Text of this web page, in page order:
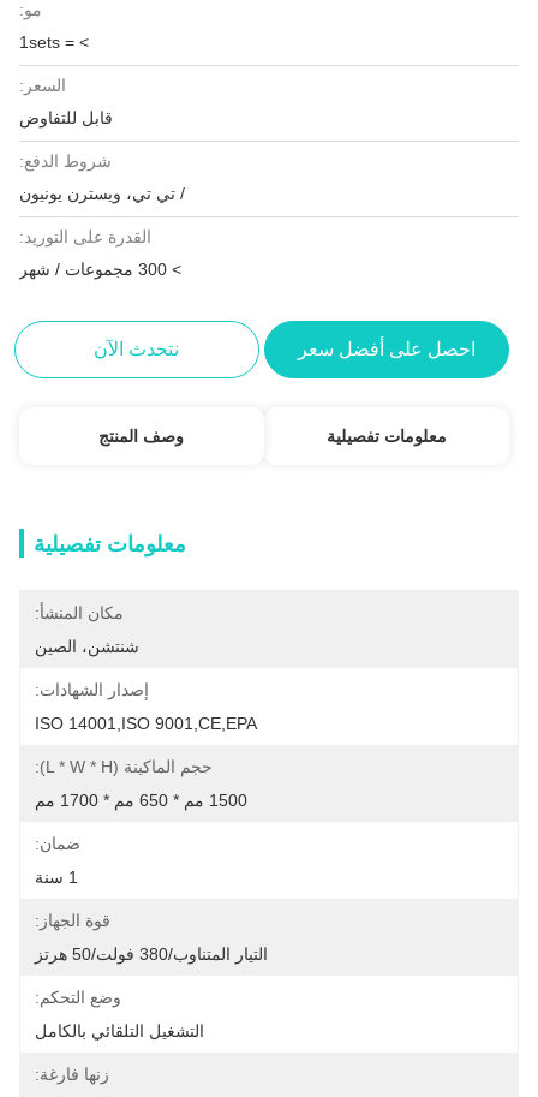
مو:
> = 1sets
السعر:
قابل للتفاوض
شروط الدفع:
/ تي تي، ويسترن يونيون
القدرة على التوريد:
> 300 مجموعات / شهر
احصل على أفضل سعر نتحدث الآن
معلومات تفصيلية وصف المنتج
معلومات تفصيلية
مكان المنشأ:
شنتشن، الصين
إصدار الشهادات:
ISO 14001,ISO 9001,CE,EPA
حجم الماكينة (L * W * H):
1500 مم * 650 مم * 1700 مم
ضمان:
1 سنة
قوة الجهاز:
التيار المتناوب/380 فولت/50 هرتز
وضع التحكم:
التشغيل التلقائي بالكامل
زنها فارغة: